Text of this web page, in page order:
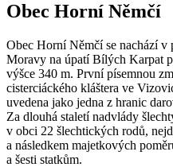
Obec Horní Němčí
Obec Horní Němčí se nachází
Moravy na úpatí Bílých Karpat
výšce 340 m. První písemnou
cisterciáckého kláštera ve
uvedena jako jedna z hranic
Za dlouhá staletí nadvlády
v obci 22 šlechtických rodů,
a následkem majetkových
a šesti statkům.